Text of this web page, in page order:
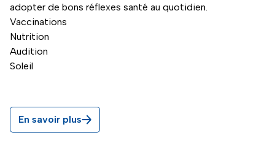
adopter de bons réflexes santé au quotidien.
Vaccinations
Nutrition
Audition
Soleil
En savoir plus